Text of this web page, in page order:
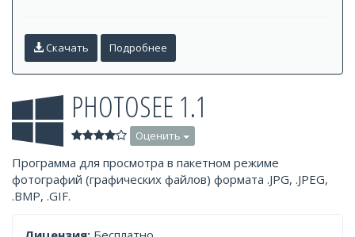
Скачать Подробнее
PHOTOSEE 1.1
Оценить
Программа для просмотра в пакетном режиме
фотографий (графических файлов) формата .JPG, .JPEG,
.BMP, .GIF.